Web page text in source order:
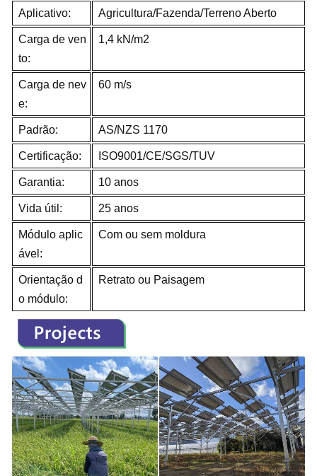
Aplicativo: Agricultura/Fazenda/Terreno Aberto
Carga de ven
to:
1,4 kN/m2
Carga de nev
e:
60 m/s
Padrão: AS/NZS 1170
Certificação: ISO9001/CE/SGS/TUV
Garantia: 10 anos
Vida útil: 25 anos
Módulo aplic
ável:
Com ou sem moldura
Orientação d
o módulo:
Retrato ou Paisagem